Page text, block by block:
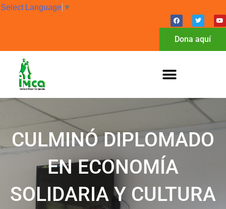
Select Language ▼
Dona aquí
CULMINÓ DIPLOMADO
EN ECONOMÍA
SOLIDARIA Y CULTURA